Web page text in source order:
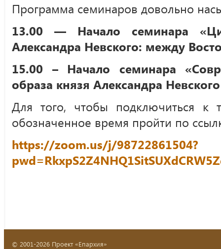
Программа семинаров довольно
13.00 — Начало семинара
Александра Невского: между
15.00 – Начало семинара
образа князя Александра
Для того, чтобы подключиться к
обозначенное время пройти по
https://zoom.us/j/98722861504?
© 2001-2026 Проект «Епархия»